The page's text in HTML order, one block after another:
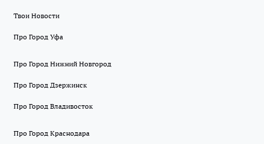
Твои Новости
Про Город Уфа
Про Город Нижний Новгород
Про Город Дзержинск
Про Город Владивосток
Про Город Краснодара